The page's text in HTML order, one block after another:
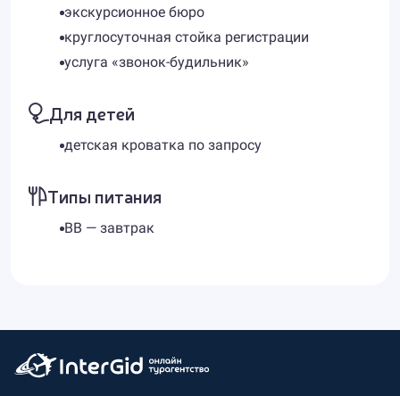
экскурсионное бюро
круглосуточная стойка регистрации
услуга «звонок-будильник»
Для детей
детская кроватка по запросу
Типы питания
BB — завтрак